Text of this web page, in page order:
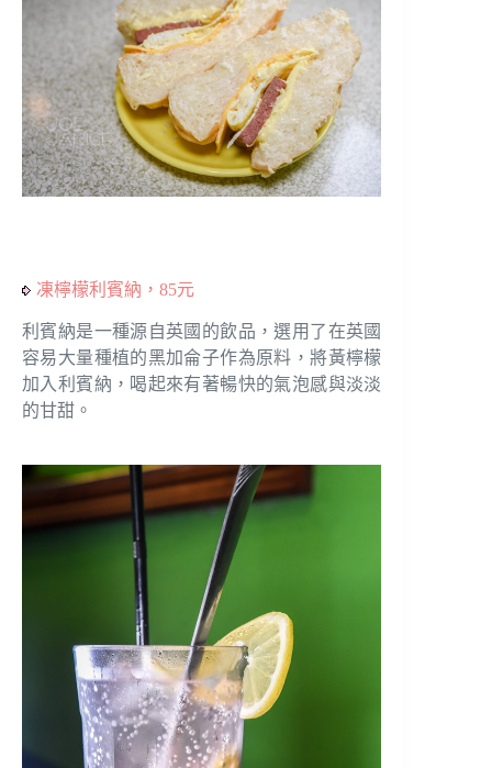
凍檸檬利賓納，85元
利賓納是一種源自英國的飲品，選用了在英國
容易大量種植的黑加侖子作為原料，將黃檸檬
加入利賓納，喝起來有著暢快的氣泡感與淡淡
的甘甜。